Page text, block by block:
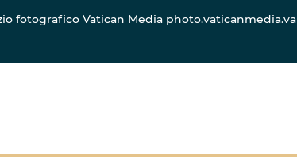
fotografico Vatican Media photo.vaticanmedia.va